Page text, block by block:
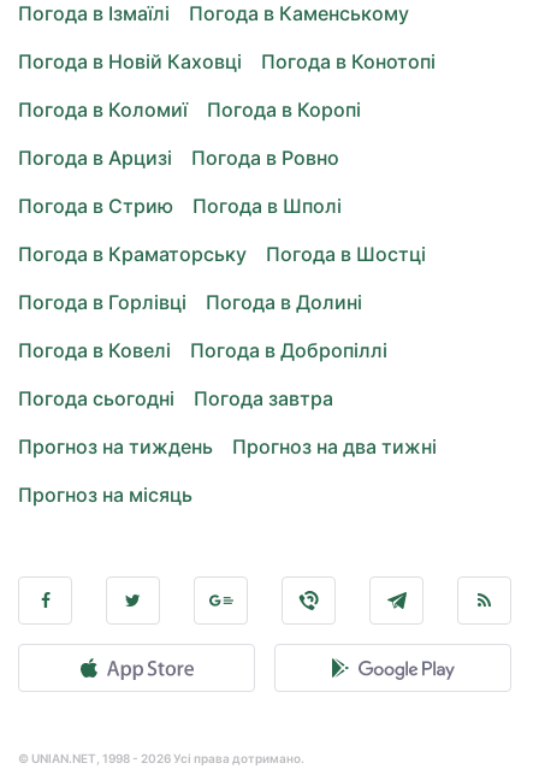
Погода в Ізмаїлі
Погода в Каменському
Погода в Новій Каховці
Погода в Конотопі
Погода в Коломиї
Погода в Коропі
Погода в Арцизі
Погода в Ровно
Погода в Стрию
Погода в Шполі
Погода в Краматорську
Погода в Шостці
Погода в Горлівці
Погода в Долині
Погода в Ковелі
Погода в Добропіллі
Погода сьогодні
Погода завтра
Прогноз на тиждень
Прогноз на два тижні
Прогноз на місяць
© UNIAN.NET, 1998 - 2026 Усі права дотримано.